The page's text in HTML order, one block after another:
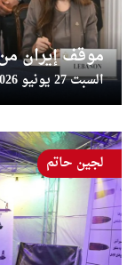
موقف إيران من
السبت 27 يونيو 2026 - 11:27:36
لجين حاتم